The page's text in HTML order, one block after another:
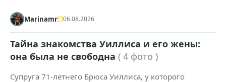
Marinamr 06.08.2026
Тайна знакомства Уиллиса и его жены:
она была не свободна ( 4 фото )
Супруга 71-летнего Брюса Уиллиса, у которого